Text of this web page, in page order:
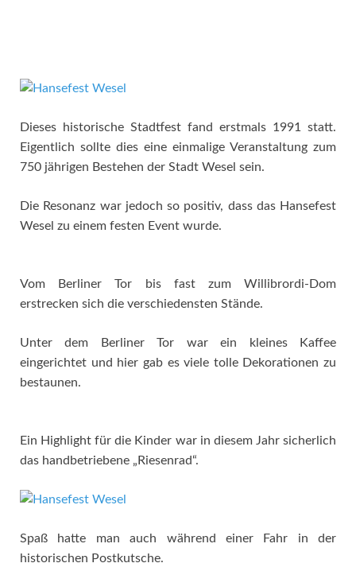
Dieses historische Stadtfest fand erstmals 1991 statt.
Eigentlich sollte dies eine einmalige Veranstaltung zum
750 jährigen Bestehen der Stadt Wesel sein.
Die Resonanz war jedoch so positiv, dass das Hansefest
Wesel zu einem festen Event wurde.
Vom Berliner Tor bis fast zum Willibrordi-Dom
erstrecken sich die verschiedensten Stände.
Unter dem Berliner Tor war ein kleines Kaffee
eingerichtet und hier gab es viele tolle Dekorationen zu
bestaunen.
Ein Highlight für die Kinder war in diesem Jahr sicherlich
das handbetriebene „Riesenrad“.
Spaß hatte man auch während einer Fahr in der
historischen Postkutsche.